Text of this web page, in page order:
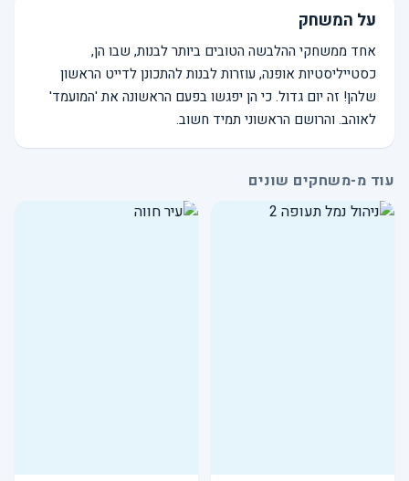
על המשחק
אחד ממשחקי ההלבשה הטובים ביותר לבנות, שבו הן,
כסטייליסטיות אופנה, עוזרות לבנות להתכונן לדייט הראשון
שלהן! זה יום גדול. כי הן יפגשו בפעם הראשונה את 'המועמד'
לאוהב. והרושם הראשוני תמיד חשוב.
עוד מ-משחקים שונים